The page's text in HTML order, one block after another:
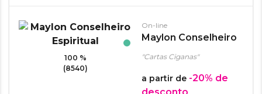
100 %
(8540)
On-line
Maylon Conselheiro
Espiritual
"Cartas Ciganas"
a partir de -20% de